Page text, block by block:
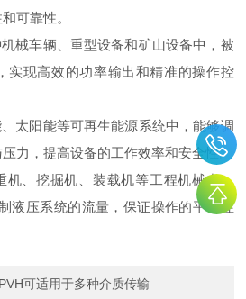
可靠性。
车辆、重型设备和矿山设备中，被
实现高效的功率输出和精准的操作控
阳能等可再生能源系统中，能够调
力，提高设备的工作效率和安全性。
、挖掘机、装载机等工程机械中，
液压系统的流量，保证操作的平稳性
可适用于多种介质传输